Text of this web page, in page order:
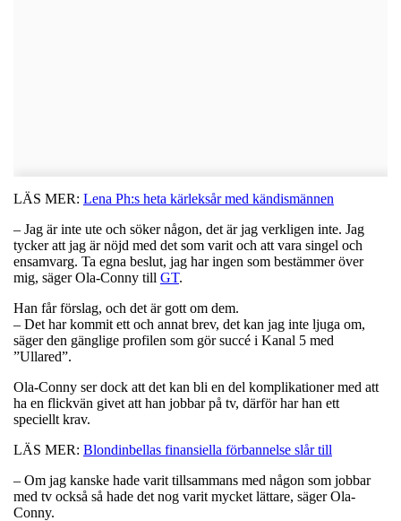
LÄS MER: Lena Ph:s heta kärleksår med kändismännen
– Jag är inte ute och söker någon, det är jag verkligen inte. Jag
tycker att jag är nöjd med det som varit och att vara singel och
ensamvarg. Ta egna beslut, jag har ingen som bestämmer över
mig, säger Ola-Conny till GT.
Han får förslag, och det är gott om dem.
– Det har kommit ett och annat brev, det kan jag inte ljuga om,
säger den gänglige profilen som gör succé i Kanal 5 med
”Ullared”.
Ola-Conny ser dock att det kan bli en del komplikationer med att
ha en flickvän givet att han jobbar på tv, därför har han ett
speciellt krav.
LÄS MER: Blondinbellas finansiella förbannelse slår till
– Om jag kanske hade varit tillsammans med någon som jobbar
med tv också så hade det nog varit mycket lättare, säger Ola-
Conny.